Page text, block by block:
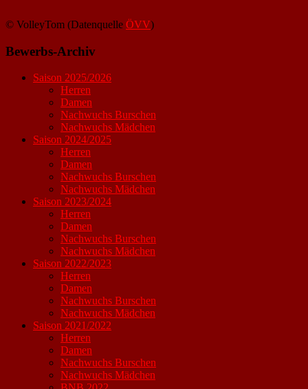
© VolleyTom (Datenquelle ÖVV)
Bewerbs-Archiv
Saison 2025/2026
Herren
Damen
Nachwuchs Burschen
Nachwuchs Mädchen
Saison 2024/2025
Herren
Damen
Nachwuchs Burschen
Nachwuchs Mädchen
Saison 2023/2024
Herren
Damen
Nachwuchs Burschen
Nachwuchs Mädchen
Saison 2022/2023
Herren
Damen
Nachwuchs Burschen
Nachwuchs Mädchen
Saison 2021/2022
Herren
Damen
Nachwuchs Burschen
Nachwuchs Mädchen